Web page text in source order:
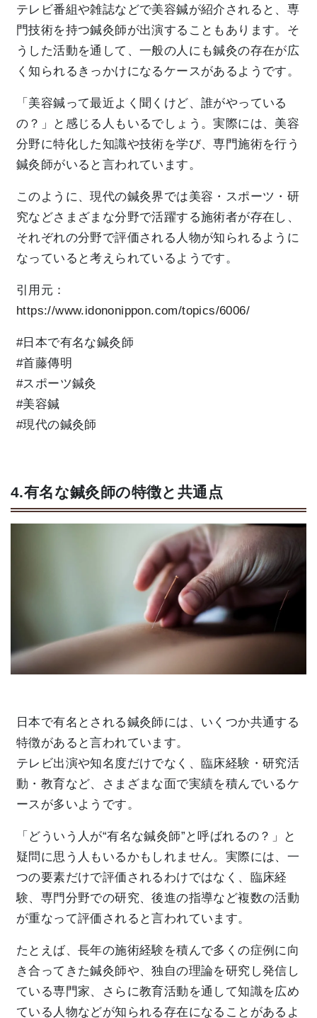
テレビ番組や雑誌などで美容鍼が紹介されると、専
門技術を持つ鍼灸師が出演することもあります。そ
うした活動を通して、一般の人にも鍼灸の存在が広
く知られるきっかけになるケースがあるようです。
「美容鍼って最近よく聞くけど、誰がやっている
の？」と感じる人もいるでしょう。実際には、美容
分野に特化した知識や技術を学び、専門施術を行う
鍼灸師がいると言われています。
このように、現代の鍼灸界では美容・スポーツ・研
究などさまざまな分野で活躍する施術者が存在し、
それぞれの分野で評価される人物が知られるように
なっていると考えられているようです。
引用元：
https://www.idononippon.com/topics/6006/
#日本で有名な鍼灸師
#首藤傳明
#スポーツ鍼灸
#美容鍼
#現代の鍼灸師
4.有名な鍼灸師の特徴と共通点
日本で有名とされる鍼灸師には、いくつか共通する
特徴があると言われています。
テレビ出演や知名度だけでなく、臨床経験・研究活
動・教育など、さまざまな面で実績を積んでいるケ
ースが多いようです。
「どういう人が“有名な鍼灸師”と呼ばれるの？」と
疑問に思う人もいるかもしれません。実際には、一
つの要素だけで評価されるわけではなく、臨床経
験、専門分野での研究、後進の指導など複数の活動
が重なって評価されると言われています。
たとえば、長年の施術経験を積んで多くの症例に向
き合ってきた鍼灸師や、独自の理論を研究し発信し
ている専門家、さらに教育活動を通して知識を広め
ている人物などが知られる存在になることがあるよ